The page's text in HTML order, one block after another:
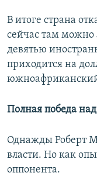
В итоге страна
сейчас там можно
девятью
приходится на
Полная победа
Однажды Роберт
власти. Но как
оппонента.